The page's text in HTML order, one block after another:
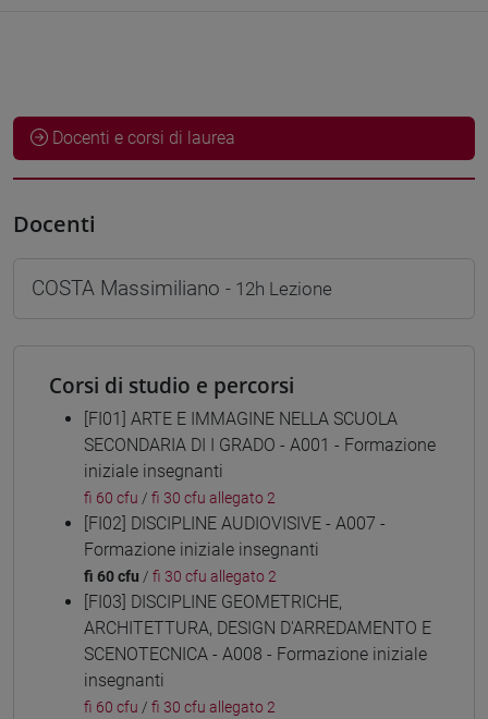
Docenti e corsi di laurea
Docenti
COSTA Massimiliano - 12h Lezione
Corsi di studio e percorsi
[FI01] ARTE E IMMAGINE NELLA SCUOLA
SECONDARIA DI I GRADO - A001 - Formazione
iniziale insegnanti
fi 60 cfu / fi 30 cfu allegato 2
[FI02] DISCIPLINE AUDIOVISIVE - A007 -
Formazione iniziale insegnanti
fi 60 cfu / fi 30 cfu allegato 2
[FI03] DISCIPLINE GEOMETRICHE,
ARCHITETTURA, DESIGN D'ARREDAMENTO E
SCENOTECNICA - A008 - Formazione iniziale
insegnanti
fi 60 cfu / fi 30 cfu allegato 2